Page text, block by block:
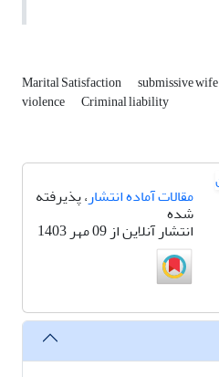
Marital Satisfaction submissive wife
violence Criminal liability
مقالات آماده انتشار، پذیرفته
شده
انتشار آنلاین از 09 مهر 1403